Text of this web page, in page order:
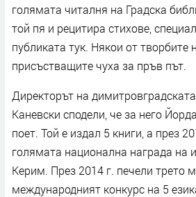
голямата читалня на Градска
той пя и рецитира стихове,
публиката тук. Някои от творбите
присъстващите чуха за пръв път.
Директорът на
Каневски сподели, че за него
поет. Той е издал 5 книги, а през
голямата национална награда на
Керим. През 2014 г. печели трето
международният конкурс на 5